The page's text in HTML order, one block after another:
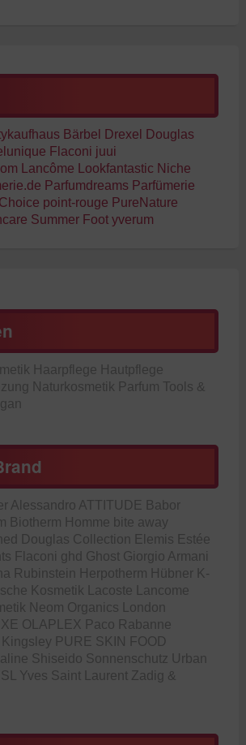
Bärbel Drexel
Douglas
Flaconi juui
Lancôme Lookfantastic Niche
Parfumdreams Parfümerie
point-rouge PureNature
Summer Foot yverum
Haarpflege Hautpflege
Naturkosmetik Parfum Tools &
Alessandro ATTITUDE Babor
Biotherm Homme bite away
Douglas Collection Elemis Estée
Flaconi ghd Ghost Giorgio Armani
Rubinstein Herpotherm Hübner K-
Kosmetik Lacoste
Lancome
Neom Organics London
OLAPLEX Paco Rabanne
PURE SKIN FOOD
Shiseido Sonnenschutz Urban
Yves Saint Laurent Zadig &